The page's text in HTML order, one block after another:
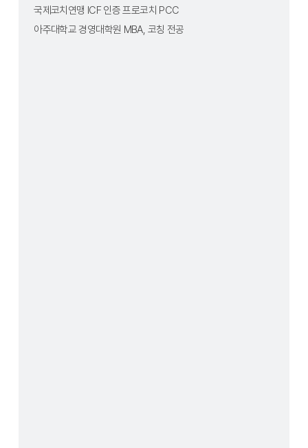
국제코치연맹 ICF 인증 프로코치 PCC
아주대학교 경영대학원 MBA, 코칭 전공